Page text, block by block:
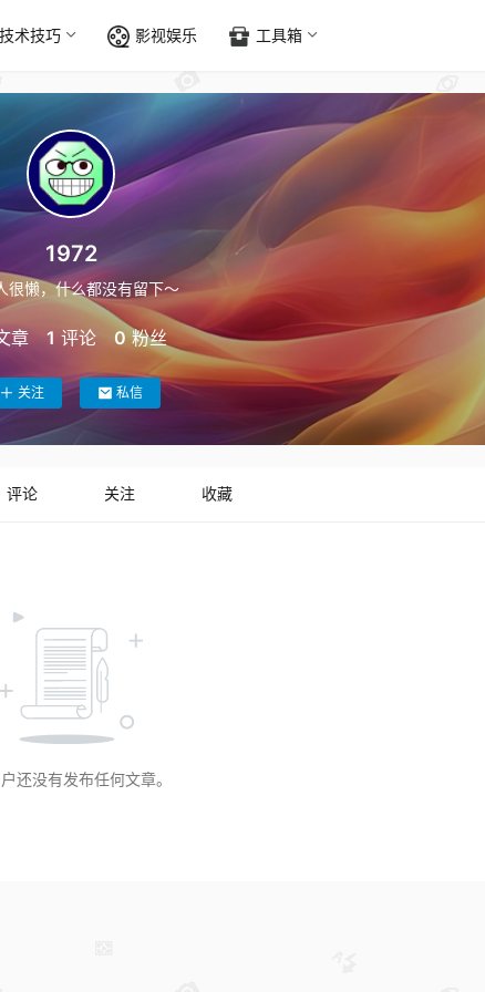
术技巧 影视娱乐 工具箱
1972
很懒，什么都没有留下～
章 1 评论 0 粉丝
关注 私信
评论 关注 收藏
还没有发布任何文章。